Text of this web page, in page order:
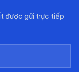
được gửi trực tiếp